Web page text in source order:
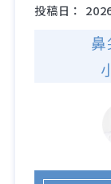
投稿日：